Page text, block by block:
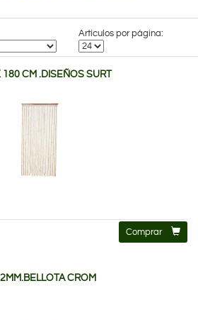
Artículos por página:
CM .DISEÑOS SURT
Comprar
CROM